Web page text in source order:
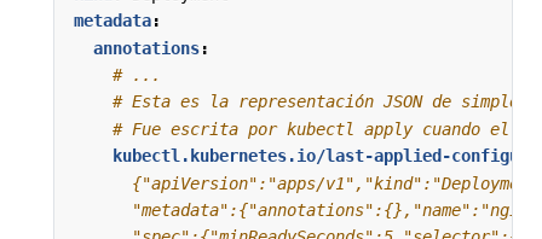
metadata:
annotations:
# ...
# Esta es la representación JSON de
# Fue escrita por kubectl apply cuando el
kubectl.kubernetes.io/last-applied-